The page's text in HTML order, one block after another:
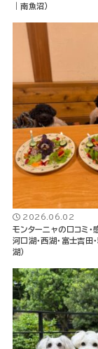
｜南魚沼）
2026.06.02
モンターニャの口コミ・
河口湖・西湖・富士吉田
湖）